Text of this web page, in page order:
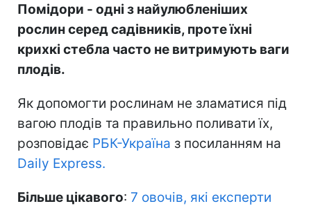
Помідори - одні з найулюбленіших
рослин серед садівників, проте їхні
крихкі стебла часто не витримують ваги
плодів.
Як допомогти рослинам не зламатися під
вагою плодів та правильно поливати їх,
розповідає РБК-Україна з посиланням на
Daily Express.
Більше цікавого: 7 овочів, які експерти